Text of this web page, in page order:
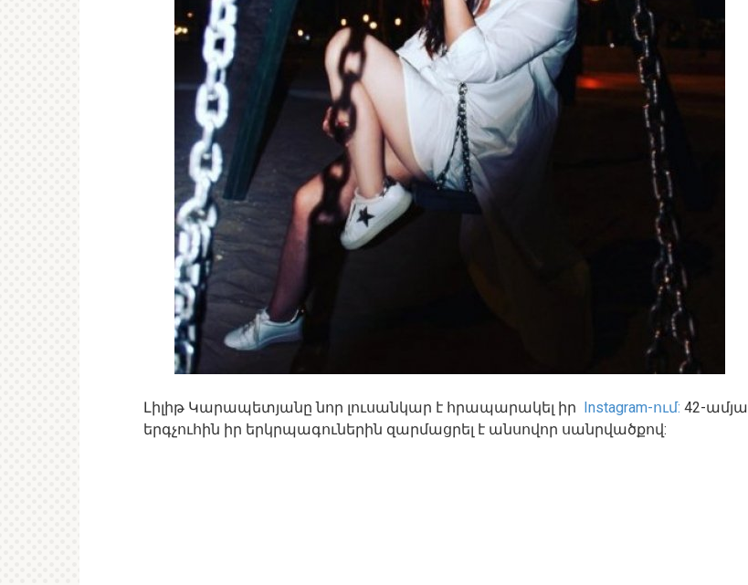
Լիլիթ Կարապետյանը նոր լուսանկար է հրապարակել իր Instagram-ում: 42-ամյա
երգչուհին իր երկրպագուներին զարմացրել է անսովոր սանրվածքով: